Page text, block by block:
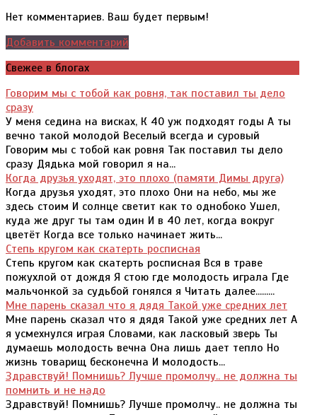
Нет комментариев. Ваш будет первым!
Добавить комментарий
Свежее в блогах
Говорим мы с тобой как ровня, так поставил ты дело
сразу
У меня седина на висках, К 40 уж подходят годы А ты
вечно такой молодой Веселый всегда и суровый
Говорим мы с тобой как ровня Так поставил ты дело
сразу Дядька мой говорил я на...
Когда друзья уходят, это плохо (памяти Димы друга)
Когда друзья уходят, это плохо Они на небо, мы же
здесь стоим И солнце светит как то однобоко Ушел,
куда же друг ты там один И в 40 лет, когда вокруг
цветёт Когда все только начинает жить...
Степь кругом как скатерть росписная
Степь кругом как скатерть росписная Вся в траве
пожухлой от дождя Я стою где молодость играла Где
мальчонкой за судьбой гонялся я Читать далее.........
Мне парень сказал что я дядя Такой уже средних лет
Мне парень сказал что я дядя Такой уже средних лет А
я усмехнулся играя Словами, как ласковый зверь Ты
думаешь молодость вечна Она лишь дает тепло Но
жизнь товарищ бесконечна И молодость...
Здравствуй! Помнишь? Лучше промолчу.. не должна ты
помнить и не надо
Здравствуй! Помнишь? Лучше промолчу.. не должна ты